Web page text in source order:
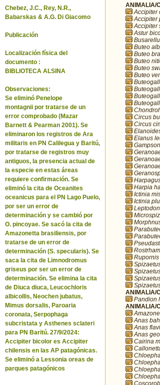
Chebez, J.C., Rey, N.R.,
Babarskas & A.G. Di Giacomo
Publicación
Localización física del
documento :
BIBLIOTECA ALSINA
Observaciones:
Se eliminó Penelope
montagnii por tratarse de un
error comprobado (Mazar
Barnett & Pearman 2001). Se
eliminaron los registros de Ara
militaris en PN Calilegua y Baritú,
por tratarse de registros muy
antiguos, la presencia actual de
la especie en estas áreas
requiere confirmación. Se
eliminó la cita de Oceanites
oceanicus para el PN Lago Puelo,
por ser un error de
determinación y se cambió por
O. pincoyae. Se sacó la cita de
Amazonetta brasiliensis, por
tratarse de un error de
determinación (S. specularis). Se
saca la cita de Limnodromus
griseus por ser un error de
determinación. Se elimina la cita
de Diuca diuca, Leucochloris
albicollis, Neochen jubatus,
Mimus dorsalis, Paroaria
coronata, Serpophaga
subcristata y Asthenes sclateri
para PN Baritú. 27/9/2024:
Accipiter bicolor es Accipiter
chilensis en las AP patagónicas.
Se eliminó a Lessonia oreas de
parques patagónicos
ANIMALIA/
Accipiter
Accipiter
Accipiter
Astur
Buteo
Buteo
Buteo
Buteo
Buteo
Circus
Circus
Elanus
Harpia
Ictinia
Ictinia
ANIMALIA/
Pandion
ANIMALIA/
Anas
Anas
Anas
Cairina